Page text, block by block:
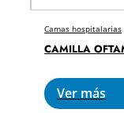
Camas hospitalarias
CAMILLA
Ver más